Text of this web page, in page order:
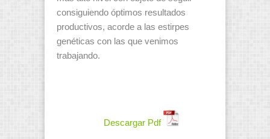
consiguiendo óptimos resultados
productivos, acorde a las estirpes
genéticas con las que venimos
trabajando.
Descargar Pdf